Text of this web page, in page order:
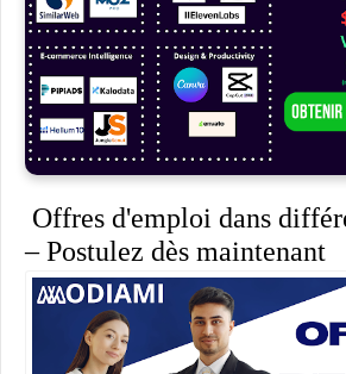
Offres d'emploi dans
– Postulez dès maintenant